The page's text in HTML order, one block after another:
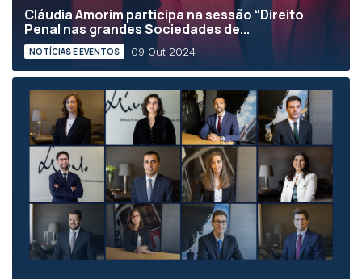
Cláudia Amorim participa na sessão “Direito
Penal nas grandes Sociedades de...
NOTÍCIAS E EVENTOS 09 Out 2024